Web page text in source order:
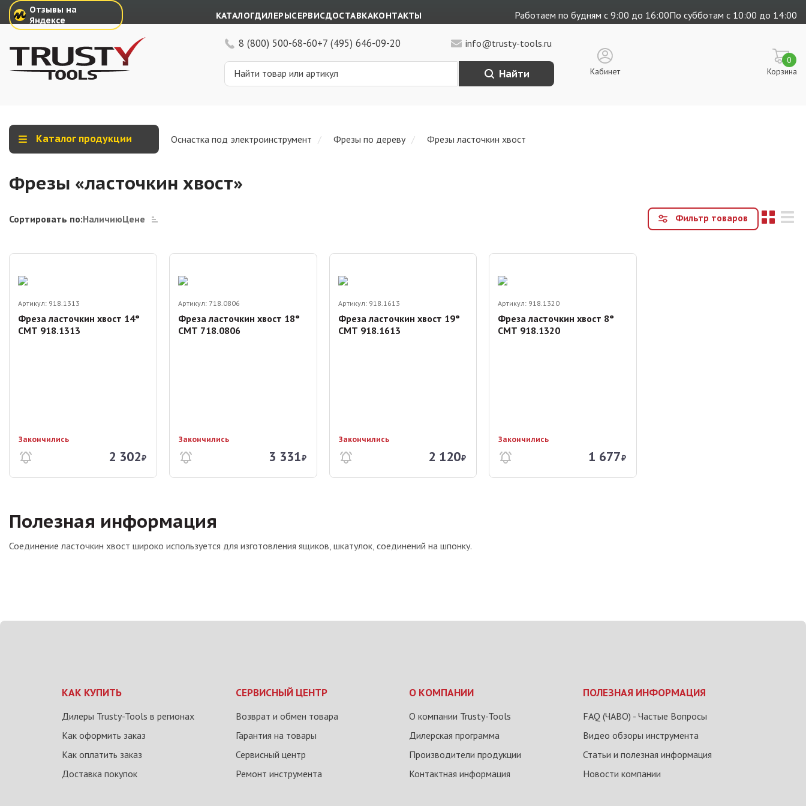
Отзывы на
Яндексе
КАТАЛОГДИЛЕРЫСЕРВИСДОСТАВКАКОНТАКТЫ Работаем по будням с 9:00 до 16:00По субботам с 10:00 до 14:00
8 (800) 500-68-60+7 (495) 646-09-20 info@trusty-tools.ru
Найти Кабинет Корзина
0
Каталог продукции Оснастка под электроинструмент Фрезы по дереву Фрезы ласточкин хвост
Фрезы «ласточкин хвост»
Сортировать по:НаличиюЦене Фильтр товаров
Артикул: 918.1313
Фреза ласточкин хвост 14°
СМТ 918.1313
Закончились
2 302₽
Артикул: 718.0806
Фреза ласточкин хвост 18°
СМТ 718.0806
Закончились
3 331₽
Артикул: 918.1613
Фреза ласточкин хвост 19°
СМТ 918.1613
Закончились
2 120₽
Артикул: 918.1320
Фреза ласточкин хвост 8°
СМТ 918.1320
Закончились
1 677₽
Полезная информация
Соединение ласточкин хвост широко используется для изготовления ящиков, шкатулок, соединений на шпонку.
КАК КУПИТЬ
Дилеры Trusty-Tools в регионах
Как оформить заказ
Как оплатить заказ
Доставка покупок
СЕРВИСНЫЙ ЦЕНТР
Возврат и обмен товара
Гарантия на товары
Сервисный центр
Ремонт инструмента
О КОМПАНИИ
О компании Trusty-Tools
Дилерская программа
Производители продукции
Контактная информация
ПОЛЕЗНАЯ ИНФОРМАЦИЯ
FAQ (ЧАВО) - Частые Вопросы
Видео обзоры инструмента
Статьи и полезная информация
Новости компании